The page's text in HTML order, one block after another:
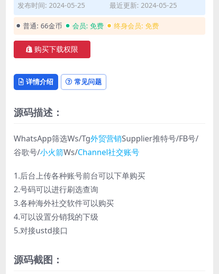
发布时间: 2024-05-25
最近更新: 2024-05-25
普通: 66金币 会员: 免费 终身会员: 免费
购买下载权限
详情介绍 常见问题
源码描述：
WhatsApp筛选Ws/Tg外贸营销Supplier推特号/FB号/
谷歌号/小火箭Ws/Channel社交账号
1.后台上传各种账号前台可以下单购买
2.号码可以进行刷选查询
3.各种海外社交软件可以购买
4.可以设置分销我的下级
5.对接ustd接口
源码截图：